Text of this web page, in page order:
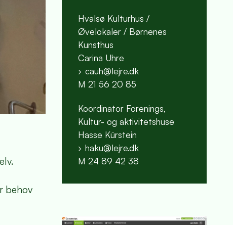
behov
Hvalsø Kulturhus /
Øvelokaler / Børnenes
Kunsthus
Carina Uhre
cauh@lejre.dk
M 21 56 20 85
Koordinator Forenings,
Kultur- og aktivitetshuse
Hasse Kürstein
haku@lejre.dk
M 24 89 42 38